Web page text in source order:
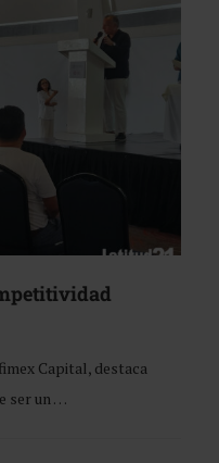
Capital, destaca
ser un …